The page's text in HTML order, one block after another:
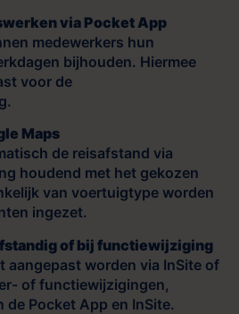
via Pocket App
medewerkers hun
bijhouden. Hiermee
voor de
Maps
de reisafstand via
houdend met het gekozen
van voertuigtype worden
ingezet.
of bij functiewijziging
aangepast worden via InSite of
of functiewijzigingen,
Pocket App en InSite.